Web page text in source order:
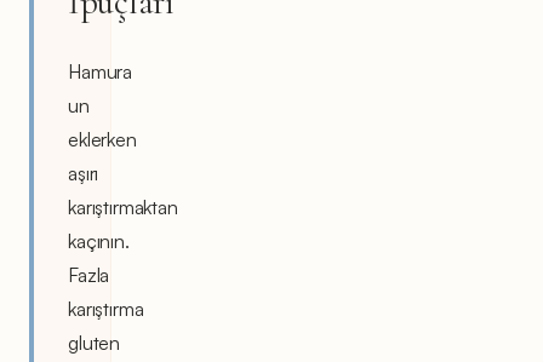
Hamura
un
eklerken
aşırı
karıştırmaktan
kaçının.
Fazla
karıştırma
gluten